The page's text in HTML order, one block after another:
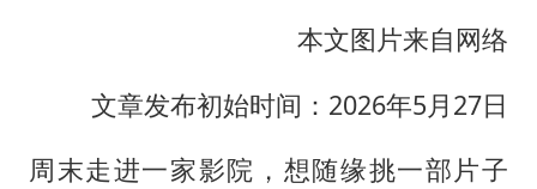
本文图片来自网络
文章发布初始时间：2026年5月27日
周末走进一家影院，想随缘挑一部片子